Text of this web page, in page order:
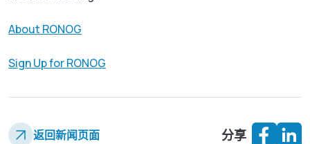
About RONOG
Sign Up for RONOG
返回新闻页面 分享